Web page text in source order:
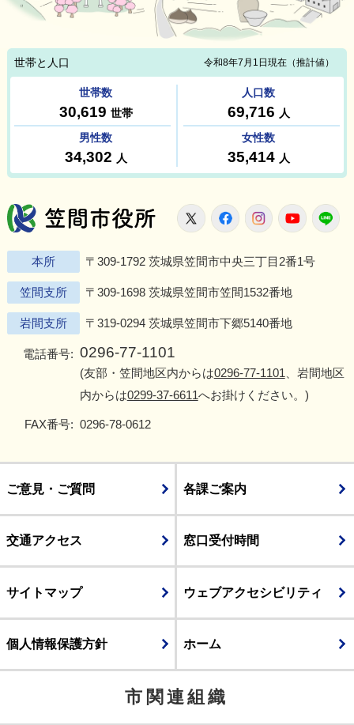
笠間市役所
X FacebookInstagram
本所 〒309-1792 茨城県笠間市中央三丁目2番1号
笠間支所 〒309-1698 茨城県笠間市笠間1532番地
岩間支所 〒319-0294 茨城県笠間市下郷5140番地
電話番号: 0296-77-1101
(友部・笠間地区内からは0296-77-1101 、岩間地区
内からは0299-37-6611へお掛けください。)
FAX番号: 0296-78-0612
ご意見・ご質問 各課ご案内
交通アクセス 窓口受付時間
サイトマップ ウェブアクセシビリティ
個人情報保護方針 ホーム
市関連組織